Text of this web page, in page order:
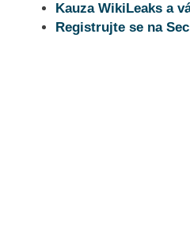
Kauza WikiLeaks a
Registrujte se na